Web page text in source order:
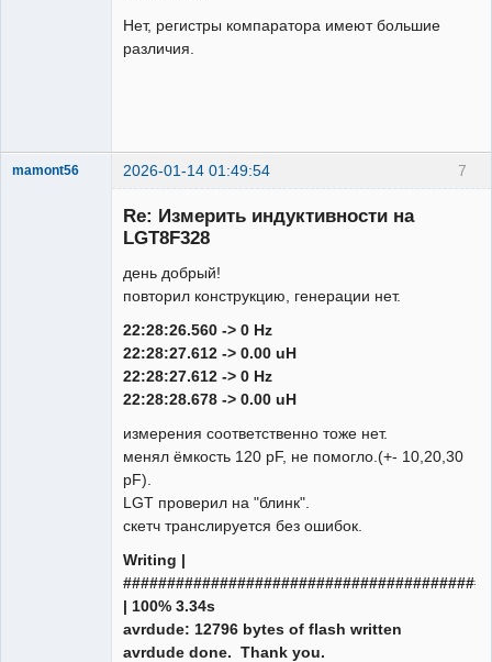
      tic=0;TCNT1=0;
Нет, регистры компаратора имеют большие
различия.
7
mamont56 2026-01-14 01:49:54
Re: Измерить индуктивности на
LGT8F328
день добрый!
повторил конструкцию, генерации нет.
22:28:26.560 -> 0 Hz
22:28:27.612 -> 0.00 uH
22:28:27.612 -> 0 Hz
22:28:28.678 -> 0.00 uH
измерения соответственно тоже нет.
менял ёмкость 120 pF, не помогло.(+- 10,20,30
pF).
LGT проверил на "блинк".
скетч транслируется без ошибок.
Writing |
| 100% 3.34s
avrdude: 12796 bytes of flash written
avrdude done. Thank you.